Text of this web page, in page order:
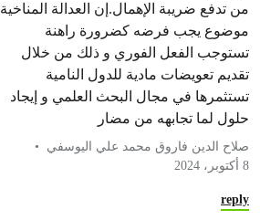
من تدفع ضريبة الإهمال.إن العدالة المناخية
موضوع يجب فرضه كضرورة راهنة
تستوجب الفعل الفوري و ذلك من خلال
تقديم تعويضات مادية للدول النامية
تستثمرها في مجال البحث العلمي و إيجاد
حلول لما تجابهه من مضار
صلاح الدين فاروق محمد علي اليوسفي
8 أكتوبر، 2024
reply